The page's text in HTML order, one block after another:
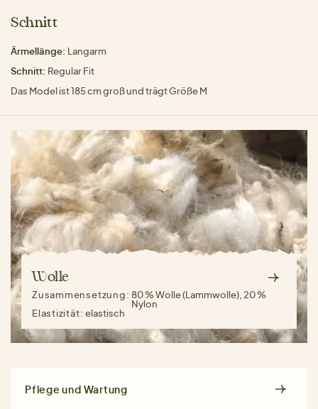
Schnitt
Ärmellänge: Langarm
Schnitt: Regular Fit
Das Model ist 185 cm groß und trägt Größe M
Wolle
Zusammensetzung:80 % Wolle (Lammwolle), 20 %
Nylon
Elastizität:elastisch
Pflege und Wartung